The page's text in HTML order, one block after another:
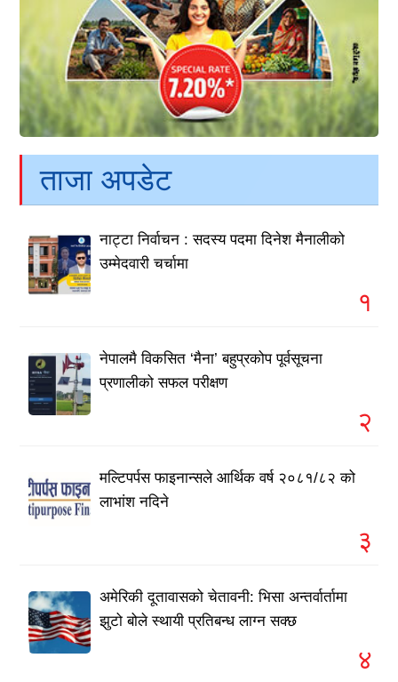
ताजा अपडेट
नाट्टा निर्वाचन : सदस्य पदमा दिनेश मैनालीको
उम्मेदवारी चर्चामा
१
नेपालमै विकसित ‘मैना’ बहुप्रकोप पूर्वसूचना
प्रणालीको सफल परीक्षण
२
मल्टिपर्पस फाइनान्सले आर्थिक वर्ष २०८१/८२ को
लाभांश नदिने
३
अमेरिकी दूतावासको चेतावनी: भिसा अन्तर्वार्तामा
झुटो बोले स्थायी प्रतिबन्ध लाग्न सक्छ
४